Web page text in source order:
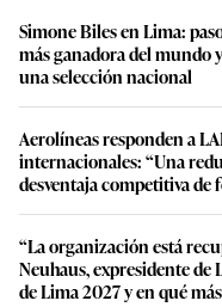
Simone Biles en Lima:
más ganadora del mundo
una selección nacional
Aerolíneas responden a
internacionales: “Una
desventaja competitiva de
“La organización está
Neuhaus, expresidente de
de Lima 2027 y en qué